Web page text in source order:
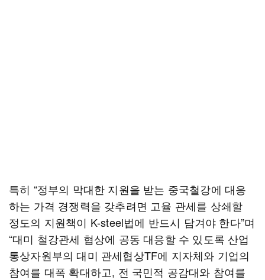
특히 “정부의 막대한 지원을 받는 중국철강에 대응
하는 가격 경쟁력을 갖추려면 고율 관세를 상쇄할
정도의 지원책이 K-steel법에 반드시 담겨야 한다”며
“대미 철강관세 협상에 공동 대응할 수 있도록 산업
통상자원부의 대미 관세협상TF에 지자체와 기업의
참여를 대폭 확대하고, 전 국민적 공감대와 참여를